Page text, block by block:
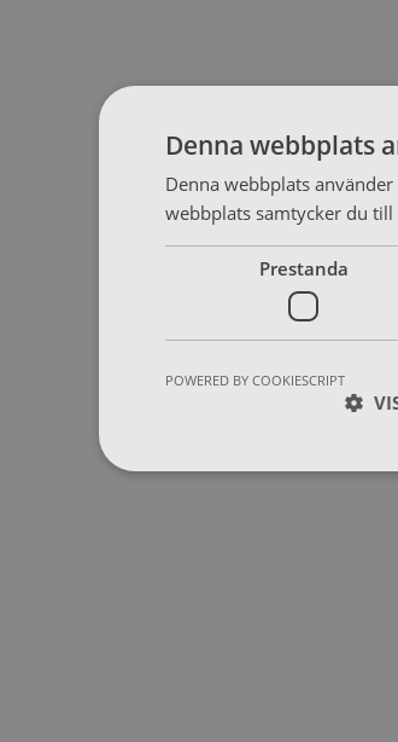
Denna webbplats
Denna webbplats
webbplats samtycker du
Prestanda
POWERED BY COOKIESCRIPT